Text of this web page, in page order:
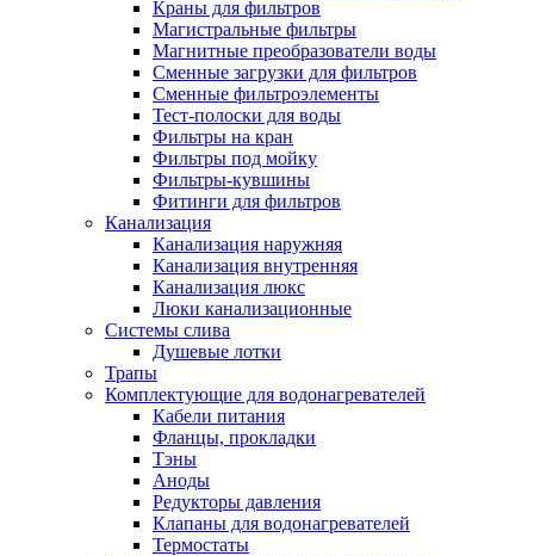
Полезные статьи
Новости и Акции
Оплата и доставка
Сервис-центр
Адреса Сервис-центров
Условия возврата товара
Обмен и возврат товара
Краны для фильтров
Магистральные фильтры
Магнитные преобразователи воды
Сменные загрузки для фильтров
Сменные фильтроэлементы
Тест-полоски для воды
Фильтры на кран
Фильтры под мойку
Фильтры-кувшины
Фитинги для фильтров
Канализация
Канализация наружняя
Канализация внутренняя
Канализация люкс
Люки канализационные
Системы слива
Душевые лотки
Трапы
Комплектующие для водонагревателей
Кабели питания
Фланцы, прокладки
Тэны
Аноды
Редукторы давления
Клапаны для водонагревателей
Термостаты